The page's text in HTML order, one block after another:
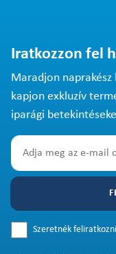
Iratkozzon fel
Maradjon
kapjon exkluzív
iparági
Szeretnék